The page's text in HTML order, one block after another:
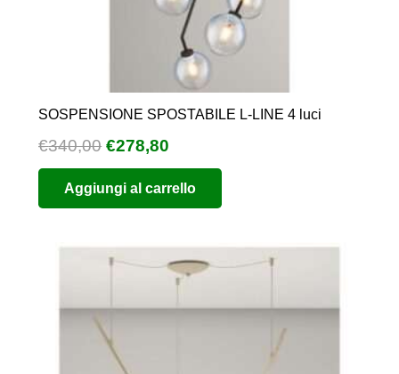
SOSPENSIONE SPOSTABILE L-LINE 4 luci
€340,00 Il
prezzo
originale
era:
€278,80
prezzo
attuale
è:
Aggiungi al carrello